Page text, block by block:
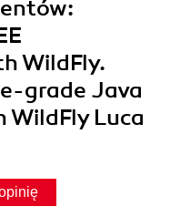
WildFly.
grade Java
Luca